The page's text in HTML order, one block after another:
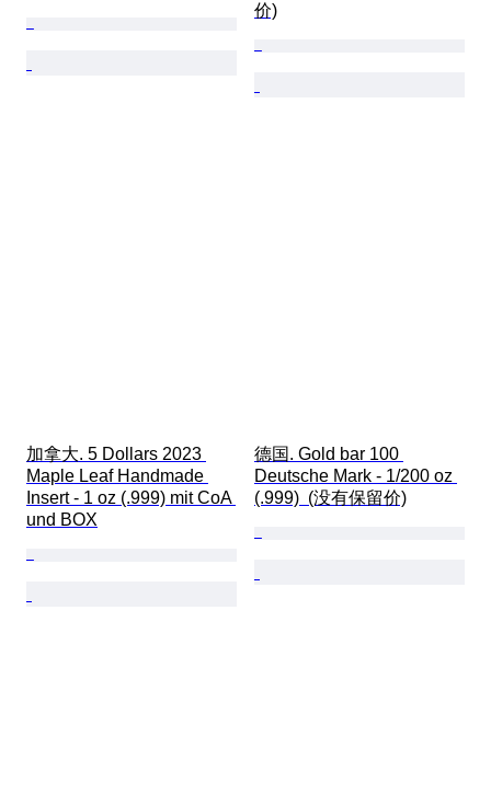
价)
加拿大. 5 Dollars 2023
Maple Leaf Handmade
Insert - 1 oz (.999) mit CoA
und BOX
德国. Gold bar 100
Deutsche Mark - 1/200 oz
(.999)  (没有保留价)